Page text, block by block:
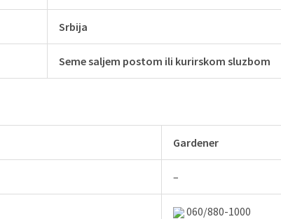
Srbija
Seme saljem postom ili kurirskom sluzbom
Gardener
–
060/880-1000